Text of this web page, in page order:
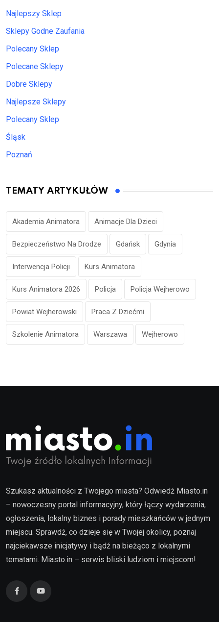
Najlepszy Sklep
Sklepy Godne Zaufania
Polecany Sklep
Polecane Sklepy
Dobre Sklepy
Najlepsze Sklepy
Polecany Sklep
Śląsk
Poznań
TEMATY ARTYKUŁÓW
Akademia Animatora Animacje Dla Dzieci
Bezpieczeństwo Na Drodze Gdańsk Gdynia
Interwencja Policji Kurs Animatora
Kurs Animatora 2026 Policja Policja Wejherowo
Powiat Wejherowski Praca Z Dziećmi
Szkolenie Animatora Warszawa Wejherowo
Szukasz aktualności z Twojego miasta? Odwiedź Miasto.in
– nowoczesny portal informacyjny, który łączy wydarzenia,
ogłoszenia, lokalny biznes i porady mieszkańców w jednym
miejscu. Sprawdź, co dzieje się w Twojej okolicy, poznaj
najciekawsze inicjatywy i bądź na bieżąco z lokalnymi
tematami. Miasto.in – serwis bliski ludziom i miejscom!